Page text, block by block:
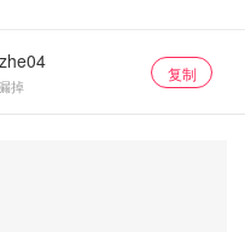
掉
复制